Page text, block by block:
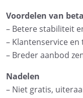
Voordelen van
– Betere stabiliteit
– Klantenservice
– Breder aanbod
Nadelen
– Niet gratis,